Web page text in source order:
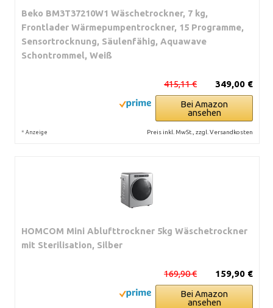
Beko BM3T37210W1 Wäschetrockner, 7 kg,
Frontlader Wärmepumpentrockner, 15 Programme,
Sensortrocknung, Säulenfähig, Aquawave
Schontrommel, Weiß
349,00 €
415,11 €
Bei Amazon
ansehen
* Anzeige Preis inkl. MwSt., zzgl. Versandkosten
HOMCOM Mini Ablufttrockner 5kg Wäschetrockner
mit Sterilisation, Silber
159,90 €
169,90 €
Bei Amazon
ansehen